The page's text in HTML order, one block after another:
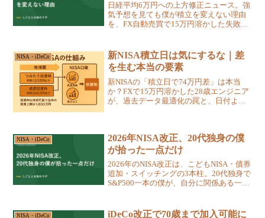
日経平均6万円への上方修正ニュース。強
気予想を見ても僕が積立を変えない理由
を、FX自動売買で15万円溶かした失敗
NISA・iDeCo
新NISA積立日は気にするな｜差
を生む本当の要素
新NISAの「積立日で74万円差」は本当
か？FXで15万円溶かした28歳エンジニア
が、過去データ最適化の罠と、日付より
NISA・iDeCo
2026年NISA改正、20代独身の僕
が拾った一点だけ
2026年のNISA改正は、こどもNISA・債券
追加・スイッチングの3本柱。20代独身で
S&P500一本の僕が、自分に関係ある一点
た。
NISA・iDeCo
iDeCo改正で70歳まで加入可能に